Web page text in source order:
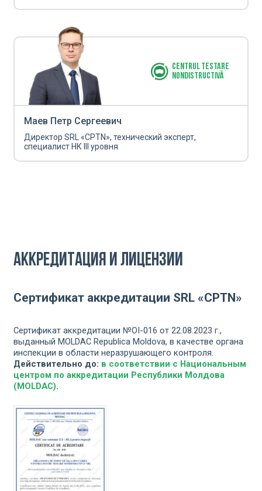
Маев Петр Сергеевич
Директор SRL «CPTN», технический эксперт,
специалист НК III уровня
Centrul Testare
Nondistructivă
Аккредитация и лицензии
Сертификат аккредитации SRL «CPTN»
Сертификат аккредитации №OI-016 от 22.08.2023 г.,
выданный MOLDAC Republica Moldova, в качестве органа
инспекции в области неразрушающего контроля.
Действительно до: в соответствии с Национальным
центром по аккредитации Республики Молдова
(MOLDAC).